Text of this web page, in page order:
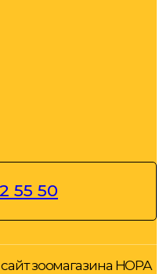
55 50
зоомагазина НОРА